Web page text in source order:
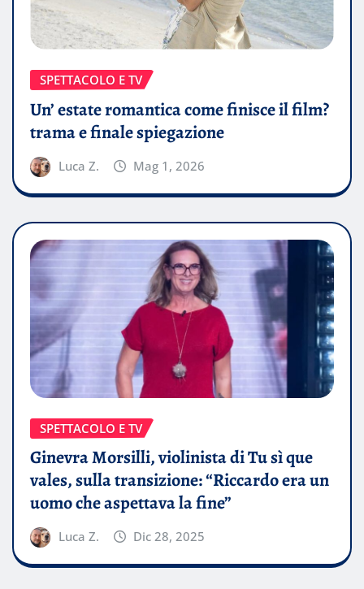
SPETTACOLO E TV
Un’ estate romantica come finisce il film?
trama e finale spiegazione
Luca Z. Mag 1, 2026
SPETTACOLO E TV
Ginevra Morsilli, violinista di Tu sì que
vales, sulla transizione: “Riccardo era un
uomo che aspettava la fine”
Luca Z. Dic 28, 2025